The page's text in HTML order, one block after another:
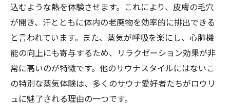
込むような熱を体験させます。これにより、皮膚の毛穴
が開き、汗とともに体内の老廃物を効率的に排出できる
と言われています。また、蒸気が呼吸を楽にし、心肺機
能の向上にも寄与するため、リラクゼーション効果が非
常に高いのが特徴です。他のサウナスタイルにはないこ
の特別な蒸気体験は、多くのサウナ愛好者たちがロウリ
ュに魅了される理由の一つです。